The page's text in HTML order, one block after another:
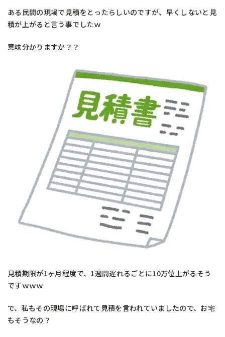
ある民間の現場で見積をとったらしいのですが、早くしないと見
積が上がると言う事でしたｗ
意味分かりますか？？
見積期限が1ヶ月程度で、1週間遅れるごとに10万位上がるそう
ですｗｗｗ
で、私もその現場に呼ばれて見積を言われていましたので、お宅
もそうなの？